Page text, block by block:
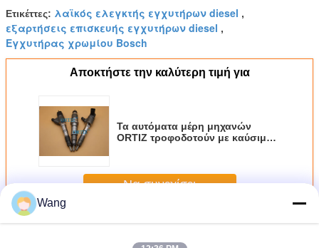
Ετικέττες: λαϊκός ελεγκτής εγχυτήρων diesel ,
εξαρτήσεις επισκευής εγχυτήρων diesel ,
Εγχυτήρας χρωμίου Bosch
Αποκτήστε την καλύτερη τιμή για
Τα αυτόματα μέρη μηχανών
ORTIZ τροφοδοτούν με καύσιμα
βαθμολόγησης 0 445 318 που
κατασκευάζονται 110 στην Κίνα
Να συνεχίσει
ΠερισσότεροιΚοινός εγχυτήρας ραγών Bosch
Wang